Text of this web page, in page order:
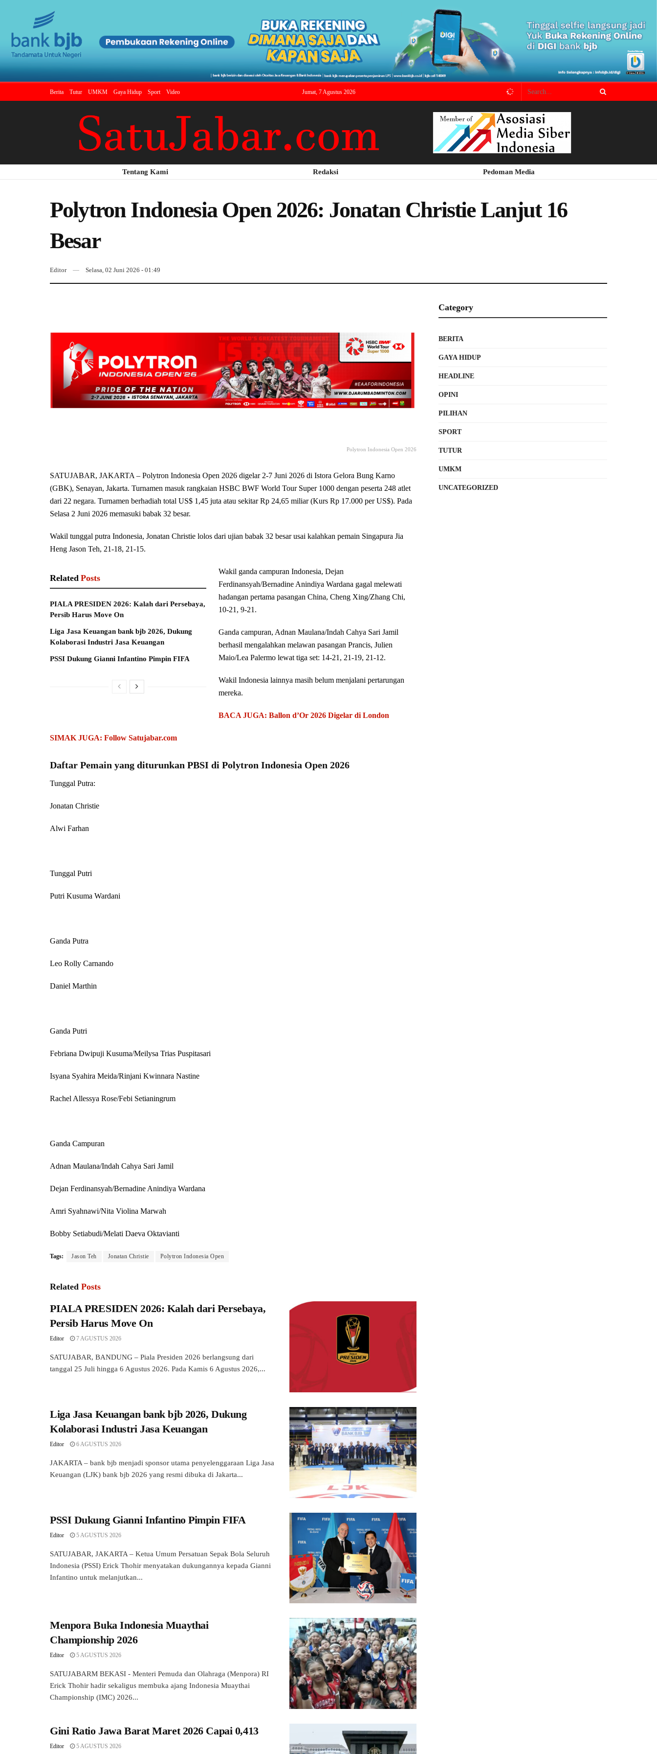
Berita Tutur UMKM Gaya Hidup Sport Video Jumat, 7 Agustus 2026
Tentang Kami Redaksi Pedoman Media
Polytron Indonesia Open 2026: Jonatan Christie Lanjut 16
Besar
Editor Selasa, 02 Juni 2026 - 01:49
Polytron Indonesia Open 2026
SATUJABAR, JAKARTA – Polytron Indonesia Open 2026 digelar 2-7 Juni 2026 di Istora Gelora Bung Karno
(GBK), Senayan, Jakarta. Turnamen masuk rangkaian HSBC BWF World Tour Super 1000 dengan peserta 248 atlet
dari 22 negara. Turnamen berhadiah total US$ 1,45 juta atau sekitar Rp 24,65 miliar (Kurs Rp 17.000 per US$). Pada
Selasa 2 Juni 2026 memasuki babak 32 besar.
Wakil tunggal putra Indonesia, Jonatan Christie lolos dari ujian babak 32 besar usai kalahkan pemain Singapura Jia
Heng Jason Teh, 21-18, 21-15.
Related Posts
PIALA PRESIDEN 2026: Kalah dari Persebaya,
Persib Harus Move On
Liga Jasa Keuangan bank bjb 2026, Dukung
Kolaborasi Industri Jasa Keuangan
PSSI Dukung Gianni Infantino Pimpin FIFA
Wakil ganda campuran Indonesia, Dejan
Ferdinansyah/Bernadine Anindiya Wardana gagal melewati
hadangan pertama pasangan China, Cheng Xing/Zhang Chi,
10-21, 9-21.
Ganda campuran, Adnan Maulana/Indah Cahya Sari Jamil
berhasil mengalahkan melawan pasangan Prancis, Julien
Maio/Lea Palermo lewat tiga set: 14-21, 21-19, 21-12.
Wakil Indonesia lainnya masih belum menjalani pertarungan
mereka.
BACA JUGA: Ballon d’Or 2026 Digelar di London
SIMAK JUGA: Follow Satujabar.com
Daftar Pemain yang diturunkan PBSI di Polytron Indonesia Open 2026
Tunggal Putra:
Jonatan Christie
Alwi Farhan
Tunggal Putri
Putri Kusuma Wardani
Ganda Putra
Leo Rolly Carnando
Daniel Marthin
Ganda Putri
Febriana Dwipuji Kusuma/Meilysa Trias Puspitasari
Isyana Syahira Meida/Rinjani Kwinnara Nastine
Rachel Allessya Rose/Febi Setianingrum
Ganda Campuran
Adnan Maulana/Indah Cahya Sari Jamil
Dejan Ferdinansyah/Bernadine Anindiya Wardana
Amri Syahnawi/Nita Violina Marwah
Bobby Setiabudi/Melati Daeva Oktavianti
Tags: Jason Teh Jonatan Christie Polytron Indonesia Open
Related Posts
PIALA PRESIDEN 2026: Kalah dari Persebaya,
Persib Harus Move On
Editor 7 AGUSTUS 2026
SATUJABAR, BANDUNG – Piala Presiden 2026 berlangsung dari
tanggal 25 Juli hingga 6 Agustus 2026. Pada Kamis 6 Agustus 2026,...
Liga Jasa Keuangan bank bjb 2026, Dukung
Kolaborasi Industri Jasa Keuangan
Editor 6 AGUSTUS 2026
JAKARTA – bank bjb menjadi sponsor utama penyelenggaraan Liga Jasa
Keuangan (LJK) bank bjb 2026 yang resmi dibuka di Jakarta...
PSSI Dukung Gianni Infantino Pimpin FIFA
Editor 5 AGUSTUS 2026
SATUJABAR, JAKARTA – Ketua Umum Persatuan Sepak Bola Seluruh
Indonesia (PSSI) Erick Thohir menyatakan dukungannya kepada Gianni
Infantino untuk melanjutkan...
Menpora Buka Indonesia Muaythai
Championship 2026
Editor 5 AGUSTUS 2026
SATUJABARM BEKASI - Menteri Pemuda dan Olahraga (Menpora) RI
Erick Thohir hadir sekaligus membuka ajang Indonesia Muaythai
Championship (IMC) 2026...
Gini Ratio Jawa Barat Maret 2026 Capai 0,413
Editor 5 AGUSTUS 2026
Category
BERITA
GAYA HIDUP
HEADLINE
OPINI
PILIHAN
SPORT
TUTUR
UMKM
UNCATEGORIZED